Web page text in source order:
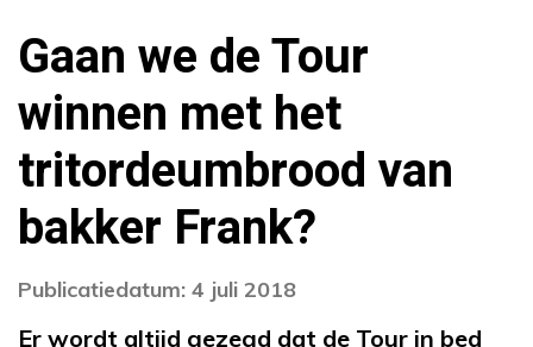
Gaan we de Tour
winnen met het
tritordeumbrood van
bakker Frank?
Publicatiedatum: 4 juli 2018
Er wordt altijd gezegd dat de Tour in bed